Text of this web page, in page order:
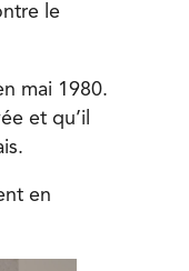
le
mai 1980.
et qu’il
en